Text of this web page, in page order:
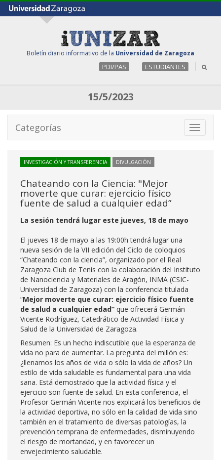
Boletín diario informativo de la Universidad de Zaragoza
PDI/PAS ESTUDIANTES
15/5/2023
Toggle
Categorías
INVESTIGACIÓN Y TRANSFERENCIA DIVULGACIÓN
Chateando con la Ciencia: "Mejor
moverte que curar: ejercicio físico
fuente de salud a cualquier edad”
La sesión tendrá lugar este jueves, 18 de mayo
El jueves 18 de mayo a las 19:00h tendrá lugar una
nueva sesión de la VII edición del Ciclo de coloquios
“Chateando con la ciencia”, organizado por el Real
Zaragoza Club de Tenis con la colaboración del Instituto
de Nanociencia y Materiales de Aragón, INMA (CSIC-
Universidad de Zaragoza) con la conferencia titulada
“Mejor moverte que curar: ejercicio físico fuente
de salud a cualquier edad” que ofrecerá Germán
Vicente Rodríguez, Catedrático de Actividad Física y
Salud de la Universidad de Zaragoza.
Resumen: Es un hecho indiscutible que la esperanza de
vida no para de aumentar. La pregunta del millón es:
¿llenamos los años de vida o sólo la vida de años? Un
estilo de vida saludable es fundamental para una vida
sana. Está demostrado que la actividad física y el
ejercicio son fuente de salud. En esta conferencia, el
Profesor Germán Vicente nos explicará los beneficios de
la actividad deportiva, no sólo en la calidad de vida sino
también en el tratamiento de diversas patologías, la
prevención temprana de enfermedades, disminuyendo
el riesgo de mortandad, y en favorecer un
envejecimiento saludable.